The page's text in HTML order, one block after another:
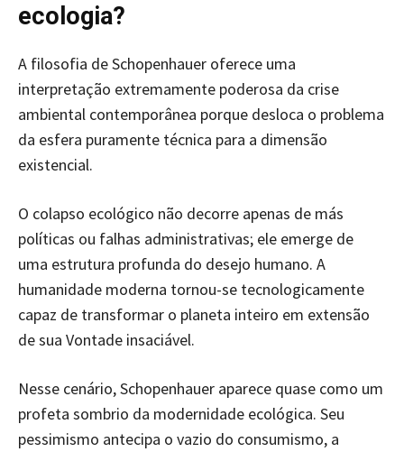
ecologia?
A filosofia de Schopenhauer oferece uma
interpretação extremamente poderosa da crise
ambiental contemporânea porque desloca o problema
da esfera puramente técnica para a dimensão
existencial.
O colapso ecológico não decorre apenas de más
políticas ou falhas administrativas; ele emerge de
uma estrutura profunda do desejo humano. A
humanidade moderna tornou-se tecnologicamente
capaz de transformar o planeta inteiro em extensão
de sua Vontade insaciável.
Nesse cenário, Schopenhauer aparece quase como um
profeta sombrio da modernidade ecológica. Seu
pessimismo antecipa o vazio do consumismo, a